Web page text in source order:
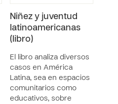
Niñez y juventud
latinoamericanas
(libro)
El libro analiza diversos
casos en América
Latina, sea en espacios
comunitarios como
educativos, sobre